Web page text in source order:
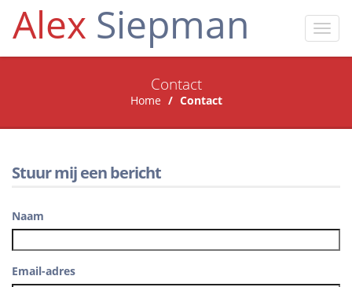
Alex Siepman
Contact
Home Contact
Stuur mij een bericht
Naam
Email-adres